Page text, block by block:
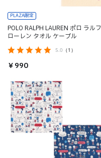
PLAZA限定
POLO RALPH LAUREN ポロ ラルフ
ローレン タオル ケーブル
5.0 （1）
￥990